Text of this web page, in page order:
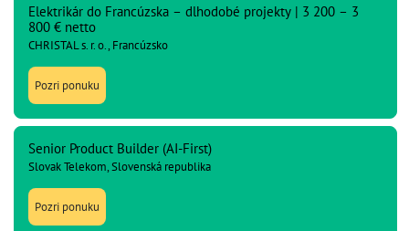
Elektrikár do Francúzska – dlhodobé projekty | 3 200 – 3
800 € netto
CHRISTAL s. r. o., Francúzsko
Pozri ponuku
Senior Product Builder (AI-First)
Slovak Telekom, Slovenská republika
Pozri ponuku